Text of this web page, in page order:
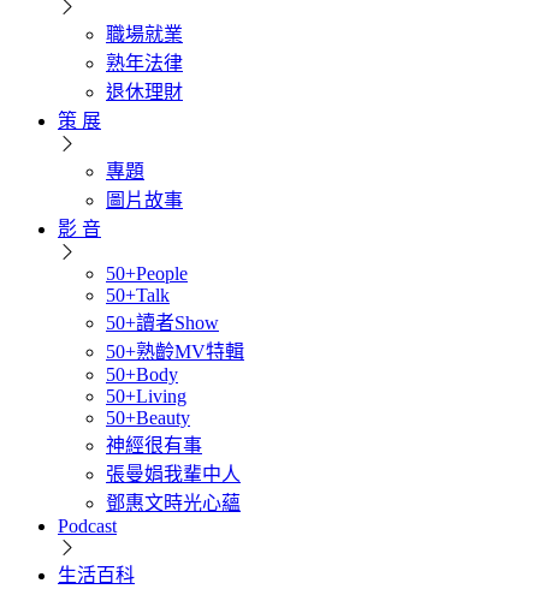
職場就業
熟年法律
退休理財
策 展
專題
圖片故事
影 音
50+People
50+Talk
50+讀者Show
50+熟齡MV特輯
50+Body
50+Living
50+Beauty
神經很有事
張曼娟我輩中人
鄧惠文時光心蘊
Podcast
生活百科